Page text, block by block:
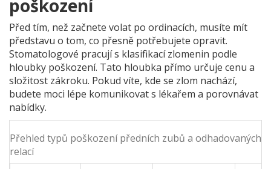
poškození
Před tím, než začnete volat po ordinacích, musíte mít
představu o tom, co přesně potřebujete opravit.
Stomatologové pracují s klasifikací zlomenin podle
hloubky poškození. Tato hloubka přímo určuje cenu a
složitost zákroku. Pokud víte, kde se zlom nachází,
budete moci lépe komunikovat s lékařem a porovnávat
nabídky.
Přehled typů poškození předních zubů a odhadovaných
relací